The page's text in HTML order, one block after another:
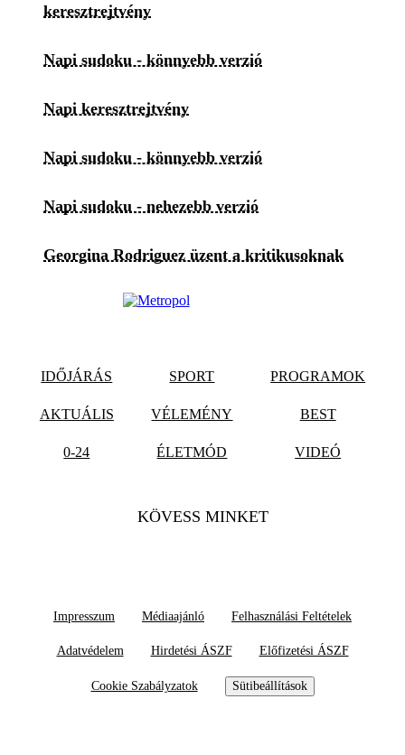
keresztrejtvény
Napi sudoku - könnyebb verzió
Napi keresztrejtvény
Napi sudoku - könnyebb verzió
Napi sudoku - nehezebb verzió
Georgina Rodriguez üzent a kritikusoknak
IDŐJÁRÁS SPORT PROGRAMOK
AKTUÁLIS VÉLEMÉNY BEST
0-24 ÉLETMÓD VIDEÓ
KÖVESS MINKET
Impresszum Médiaajánló Felhasználási Feltételek
Adatvédelem Hirdetési ÁSZF Előfizetési ÁSZF
Cookie Szabályzatok Sütibeállítások